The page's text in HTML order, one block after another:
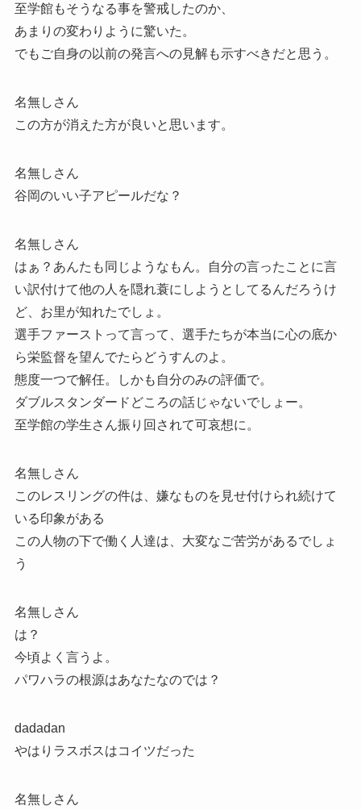
至学館もそうなる事を警戒したのか、
あまりの変わりように驚いた。
でもご自身の以前の発言への見解も示すべきだと思う。
名無しさん
この方が消えた方が良いと思います。
名無しさん
谷岡のいい子アピールだな？
名無しさん
はぁ？あんたも同じようなもん。自分の言ったことに言
い訳付けて他の人を隠れ蓑にしようとしてるんだろうけ
ど、お里が知れたでしょ。
選手ファーストって言って、選手たちが本当に心の底か
ら栄監督を望んでたらどうすんのよ。
態度一つで解任。しかも自分のみの評価で。
ダブルスタンダードどころの話じゃないでしょー。
至学館の学生さん振り回されて可哀想に。
名無しさん
このレスリングの件は、嫌なものを見せ付けられ続けて
いる印象がある
この人物の下で働く人達は、大変なご苦労があるでしょ
う
名無しさん
は？
今頃よく言うよ。
パワハラの根源はあなたなのでは？
dadadan
やはりラスボスはコイツだった
名無しさん